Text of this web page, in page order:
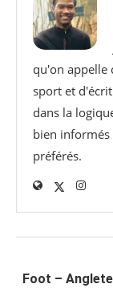
qu'on appelle
sport et
dans la
bien informés
préférés.
Foot –